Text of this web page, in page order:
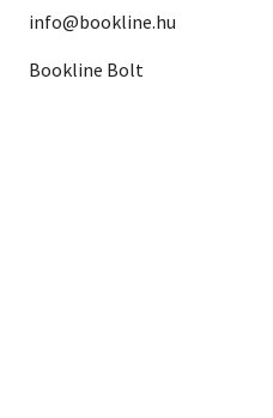
info@bookline.hu
Bookline Bolt